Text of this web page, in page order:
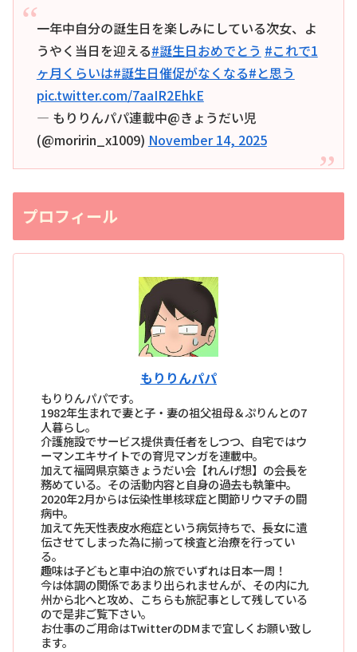
一年中自分の誕生日を楽しみにしている次女、よ
うやく当日を迎える#誕生日おめでとう #これで1
ヶ月くらいは#誕生日催促がなくなる#と思う
pic.twitter.com/7aaIR2EhkE
— もりりんパパ連載中@きょうだい児
(@moririn_x1009) November 14, 2025
プロフィール
もりりんパパ
もりりんパパです。
1982年生まれで妻と子・妻の祖父祖母＆ぷりんとの7
人暮らし。
介護施設でサービス提供責任者をしつつ、自宅ではウ
ーマンエキサイトでの育児マンガを連載中。
加えて福岡県京築きょうだい会【れんげ想】の会長を
務めている。その活動内容と自身の過去も執筆中。
2020年2月からは伝染性単核球症と関節リウマチの闘
病中。
加えて先天性表皮水疱症という病気持ちで、長女に遺
伝させてしまった為に揃って検査と治療を行ってい
る。
趣味は子どもと車中泊の旅でいずれは日本一周！
今は体調の関係であまり出られませんが、その内に九
州から北へと攻め、こちらも旅記事として残している
ので是非ご覧下さい。
お仕事のご用命はTwitterのDMまで宜しくお願い致し
ます。